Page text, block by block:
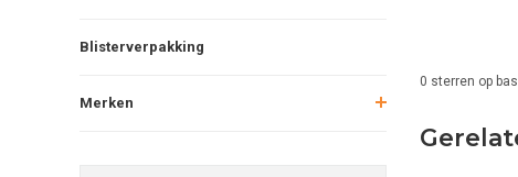
Blisterverpakking
Merken
0 sterren op